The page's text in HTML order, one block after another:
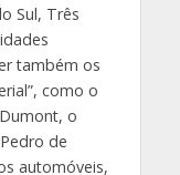
Sul, Três
também os
como o
o
de
automóveis,